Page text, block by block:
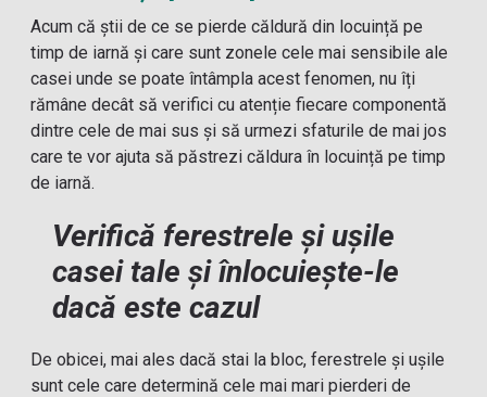
Acum că știi de ce se pierde căldură din locuință pe
timp de iarnă și care sunt zonele cele mai sensibile ale
casei unde se poate întâmpla acest fenomen, nu îți
rămâne decât să verifici cu atenție fiecare componentă
dintre cele de mai sus și să urmezi sfaturile de mai jos
care te vor ajuta să păstrezi căldura în locuință pe timp
de iarnă.
Verifică ferestrele și ușile
casei tale și înlocuiește-le
dacă este cazul
De obicei, mai ales dacă stai la bloc, ferestrele și ușile
sunt cele care determină cele mai mari pierderi de